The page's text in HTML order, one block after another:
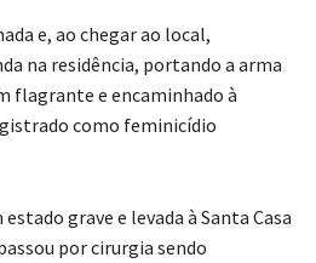
e, ao chegar ao local,
na residência, portando a arma
flagrante e encaminhado à
como feminicídio
grave e levada à Santa Casa
por cirurgia sendo